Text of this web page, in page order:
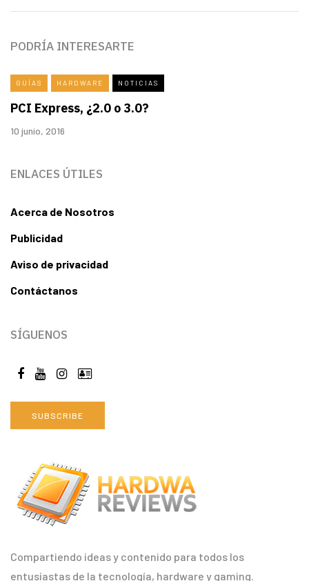
Compartiendo ideas y contenido para todos los
entusiastas de la tecnología, hardware y gaming.
PODRÍA INTERESARTE
GUÍAS HARDWARE NOTICIAS
PCI Express, ¿2.0 o 3.0?
10 junio, 2016
ENLACES ÚTILES
Acerca de Nosotros
Publicidad
Aviso de privacidad
Contáctanos
SÍGUENOS
SUBSCRIBE